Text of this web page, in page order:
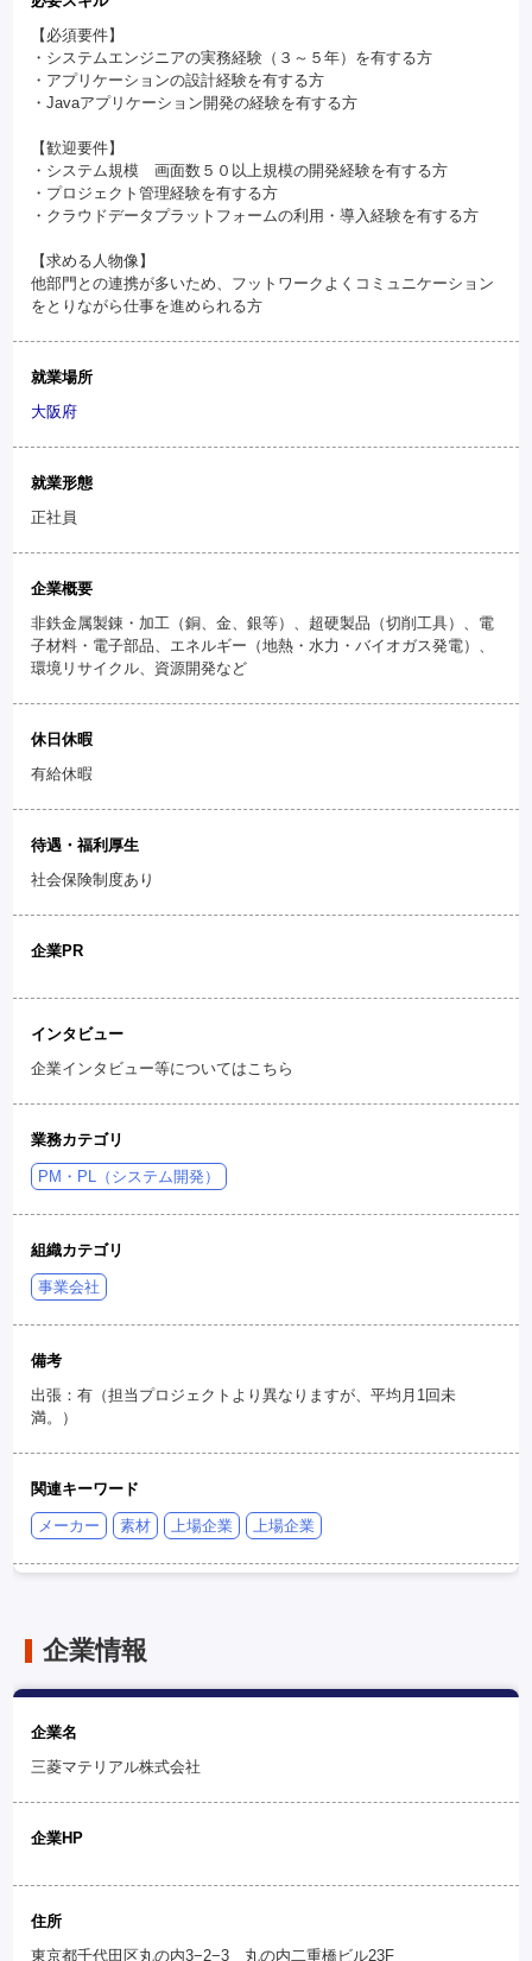
【必須要件】
・システムエンジニアの実務経験（３～５年）を有する方
・アプリケーションの設計経験を有する方
・Javaアプリケーション開発の経験を有する方
【歓迎要件】
・システム規模 画面数５０以上規模の開発経験を有する方
・プロジェクト管理経験を有する方
・クラウドデータプラットフォームの利用・導入経験を有する方
【求める人物像】
他部門との連携が多いため、フットワークよくコミュニケーション
をとりながら仕事を進められる方
就業場所
大阪府
就業形態
正社員
企業概要
非鉄金属製錬・加工（銅、金、銀等）、超硬製品（切削工具）、電
子材料・電子部品、エネルギー（地熱・水力・バイオガス発電）、
環境リサイクル、資源開発など
休日休暇
有給休暇
待遇・福利厚生
社会保険制度あり
企業PR
インタビュー
企業インタビュー等についてはこちら
業務カテゴリ
PM・PL（システム開発）
組織カテゴリ
事業会社
備考
出張：有（担当プロジェクトより異なりますが、平均月1回未
満。）
関連キーワード
メーカー 素材 上場企業 上場企業
企業情報
企業名
三菱マテリアル株式会社
企業HP
住所
東京都千代田区丸の内3−2−3 丸の内二重橋ビル23F